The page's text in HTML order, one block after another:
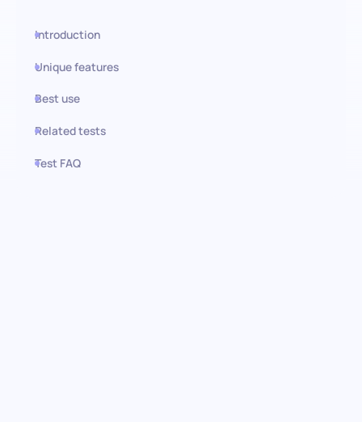
Introduction
Unique features
Best use
Related tests
Test FAQ